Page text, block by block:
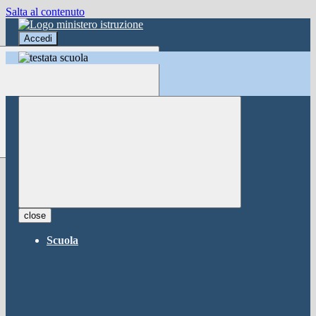
Salta al contenuto
Accedi
Accedi
button close ×
close
Scuola